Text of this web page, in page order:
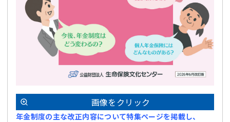
画像をクリック
年金制度の主な改正内容について特集ページを掲載し、